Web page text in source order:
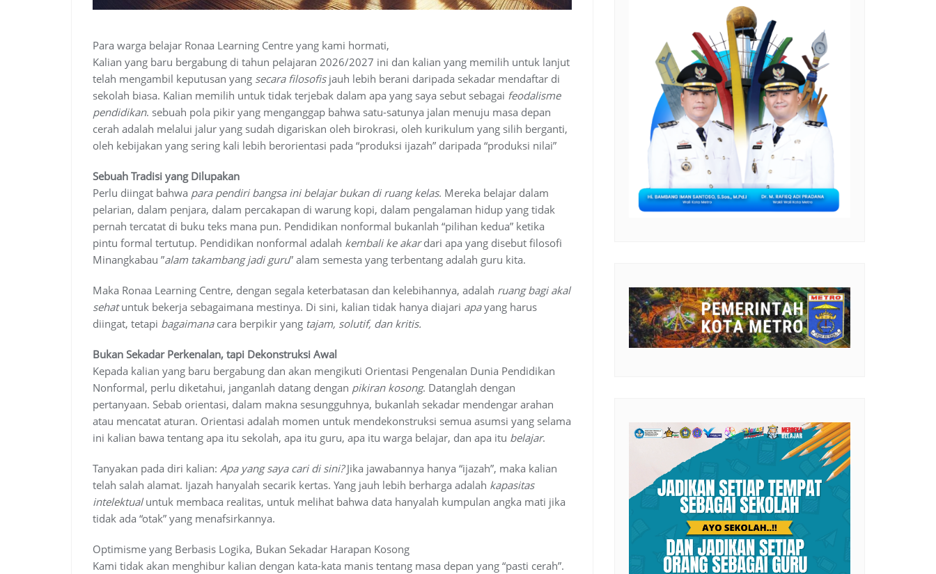
Para warga belajar Ronaa Learning Centre yang kami hormati,
Kalian yang baru bergabung di tahun pelajaran 2026/2027 ini dan kalian yang memilih untuk lanjut
telah mengambil keputusan yang secara filosofisjauh lebih berani daripada sekadar mendaftar di
sekolah biasa. Kalian memilih untuk tidak terjebak dalam apa yang saya sebut sebagai feodalisme
pendidikan. sebuah pola pikir yang menganggap bahwa satu-satunya jalan menuju masa depan
cerah adalah melalui jalur yang sudah digariskan oleh birokrasi, oleh kurikulum yang silih berganti,
oleh kebijakan yang sering kali lebih berorientasi pada “produksi ijazah” daripada “produksi nilai”
Sebuah Tradisi yang Dilupakan
Perlu diingat bahwa para pendiri bangsa ini belajar bukan di ruang kelas. Mereka belajar dalam
pelarian, dalam penjara, dalam percakapan di warung kopi, dalam pengalaman hidup yang tidak
pernah tercatat di buku teks mana pun. Pendidikan nonformal bukanlah “pilihan kedua” ketika
pintu formal tertutup. Pendidikan nonformal adalah kembali ke akardari apa yang disebut filosofi
Minangkabau ”alam takambang jadi guru” alam semesta yang terbentang adalah guru kita.
Maka Ronaa Learning Centre, dengan segala keterbatasan dan kelebihannya, adalah ruang bagi akal
sehatuntuk bekerja sebagaimana mestinya. Di sini, kalian tidak hanya diajari apayang harus
diingat, tetapi bagaimanacara berpikir yang tajam, solutif, dan kritis.
Bukan Sekadar Perkenalan, tapi Dekonstruksi Awal
Kepada kalian yang baru bergabung dan akan mengikuti Orientasi Pengenalan Dunia Pendidikan
Nonformal, perlu diketahui, janganlah datang dengan pikiran kosong. Datanglah dengan
pertanyaan. Sebab orientasi, dalam makna sesungguhnya, bukanlah sekadar mendengar arahan
atau mencatat aturan. Orientasi adalah momen untuk mendekonstruksi semua asumsi yang selama
ini kalian bawa tentang apa itu sekolah, apa itu guru, apa itu warga belajar, dan apa itu belajar.
Tanyakan pada diri kalian: Apa yang saya cari di sini?Jika jawabannya hanya “ijazah”, maka kalian
telah salah alamat. Ijazah hanyalah secarik kertas. Yang jauh lebih berharga adalah kapasitas
intelektualuntuk membaca realitas, untuk melihat bahwa data hanyalah kumpulan angka mati jika
tidak ada “otak” yang menafsirkannya.
Optimisme yang Berbasis Logika, Bukan Sekadar Harapan Kosong
Kami tidak akan menghibur kalian dengan kata-kata manis tentang masa depan yang “pasti cerah”.